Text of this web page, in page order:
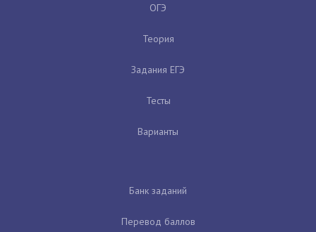
ОГЭ
Теория
Задания ЕГЭ
Тесты
Варианты
Банк заданий
Перевод баллов